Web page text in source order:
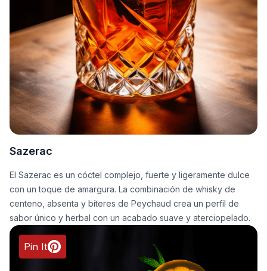
Sazerac
El Sazerac es un cóctel complejo, fuerte y ligeramente dulce
con un toque de amargura. La combinación de whisky de
centeno, absenta y bíteres de Peychaud crea un perfil de
sabor único y herbal con un acabado suave y aterciopelado.
Pin It